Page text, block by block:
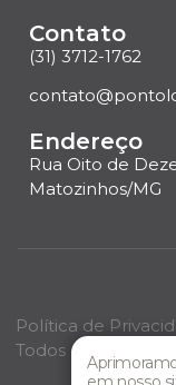
Contato
(31) 3712-1762
Endereço
Rua Oito de
Matozinhos/MG
Política de
Todos os direitos